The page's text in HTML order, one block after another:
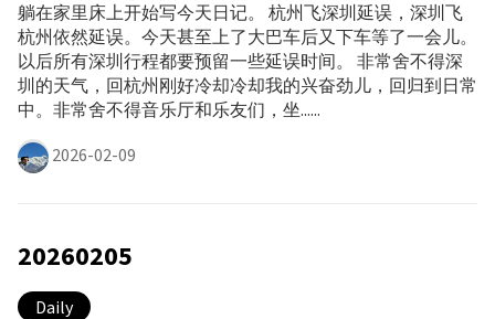
躺在家里床上开始写今天日记。 杭州飞深圳延误，深圳飞
杭州依然延误。今天甚至上了大巴车后又下车等了一会儿。
以后所有深圳行程都要预留一些延误时间。 非常舍不得深
圳的天气，回杭州刚好冷却冷却我的兴奋劲儿，回归到日常
中。非常舍不得音乐厅和乐友们，坐......
2026-02-09
20260205
Daily